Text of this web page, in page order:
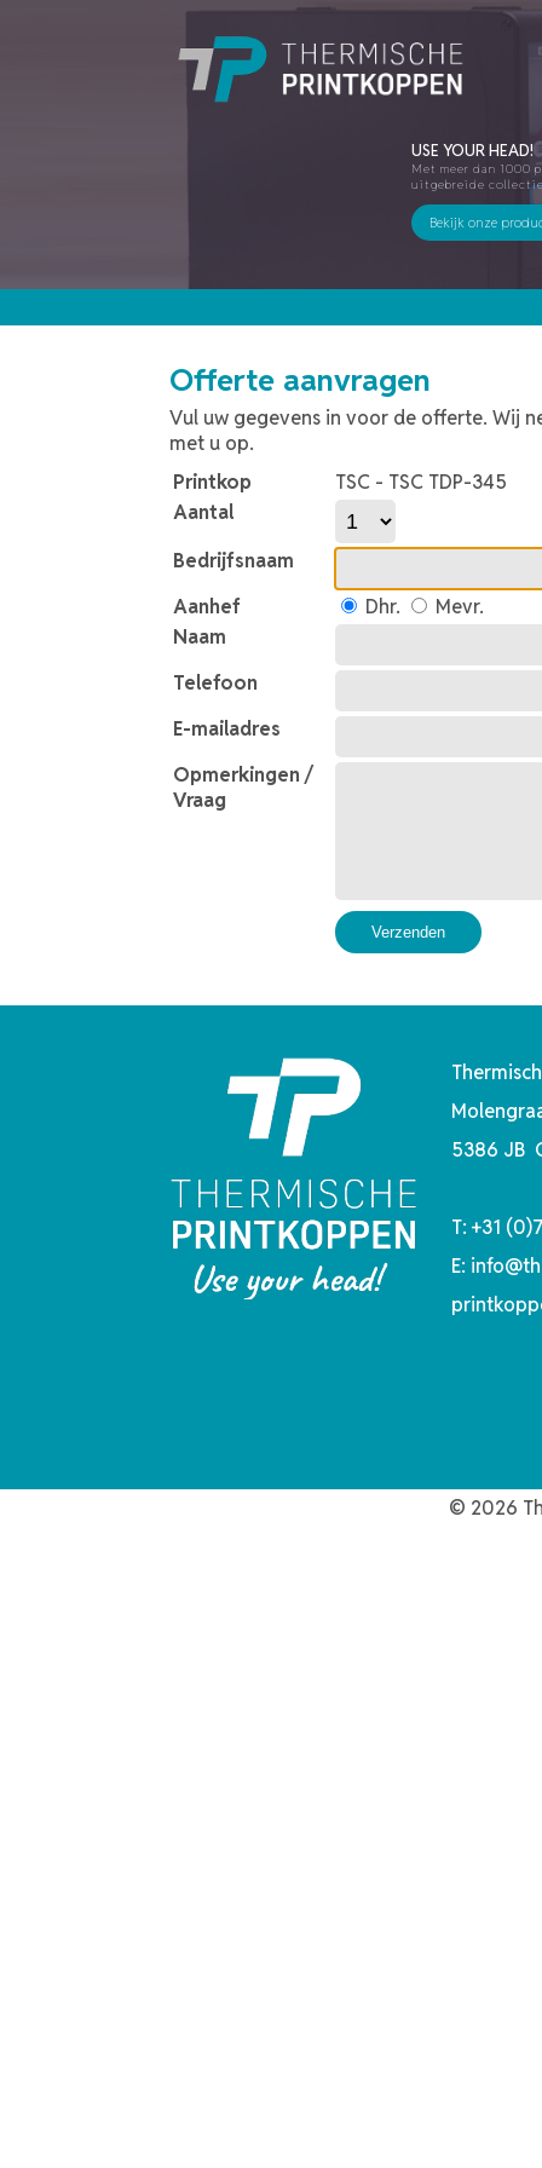
USE YOUR HEAD!
Met meer dan 1000
uitgebreide
Bekijk onze
Offerte aanvragen
Vul uw gegevens in voor de offerte. Wij
met u op.
Printkop
TSC - TSC TDP-345
Aantal
Bedrijfsnaam
Aanhef
Dhr.
Mevr.
Naam
Telefoon
E-mailadres
Opmerkingen /
Vraag
Verzenden
5386 JB
T: +31
E:
© 2026